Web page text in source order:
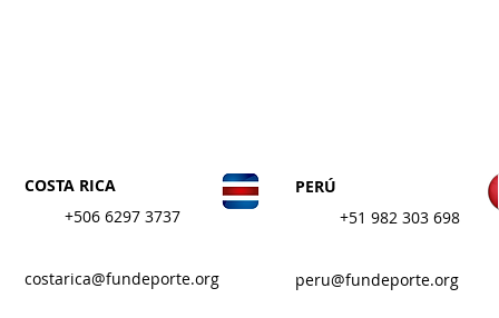
COSTA RICA
+506 6297 3737
costarica@fundeporte.org
PERÚ
+51 982 303 698
peru@fundeporte.org